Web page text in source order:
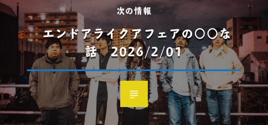
次の情報
エンドアライクアフェアの○○な
話 2026/2/01